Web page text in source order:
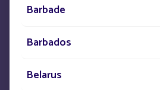
Barbade
Barbados
Belarus